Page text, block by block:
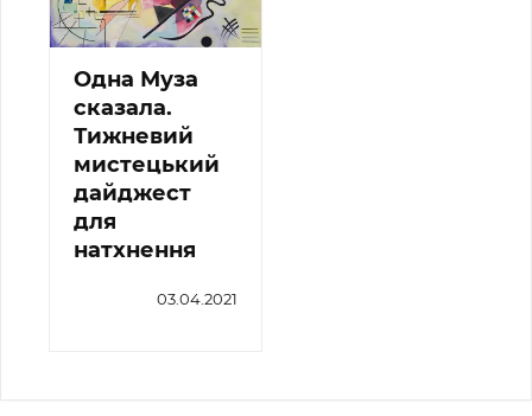
Одна Муза
сказала.
Тижневий
мистецький
дайджест
для
натхнення
03.04.2021